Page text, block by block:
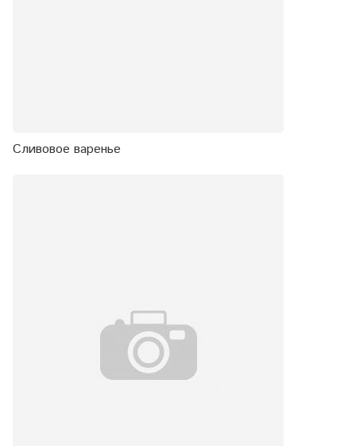
Сливовое варенье